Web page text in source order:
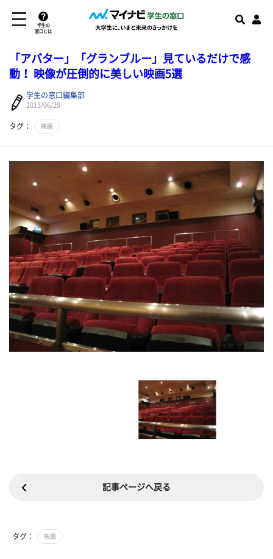
学生の
窓口とは
「アバター」「グランブルー」見ているだけで感
動！ 映像が圧倒的に美しい映画5選
学生の窓口編集部
2015/06/29
タグ： 映画
記事ページへ戻る
タグ： 映画